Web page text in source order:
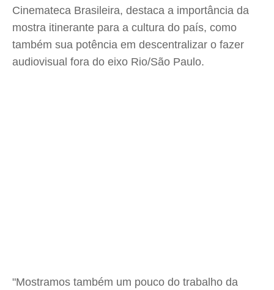
Cinemateca Brasileira, destaca a importância da
mostra itinerante para a cultura do país, como
também sua potência em descentralizar o fazer
audiovisual fora do eixo Rio/São Paulo.
"Mostramos também um pouco do trabalho da